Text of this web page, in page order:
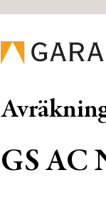
GS AC